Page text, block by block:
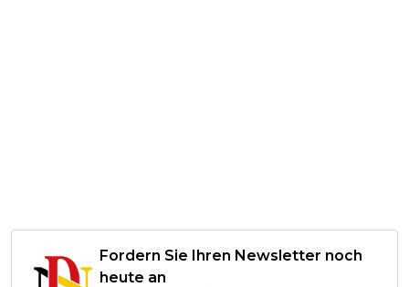
Fordern Sie Ihren Newsletter noch
heute an